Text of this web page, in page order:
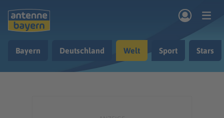
Nachrichten
Bayern Deutschland Welt Sport Stars